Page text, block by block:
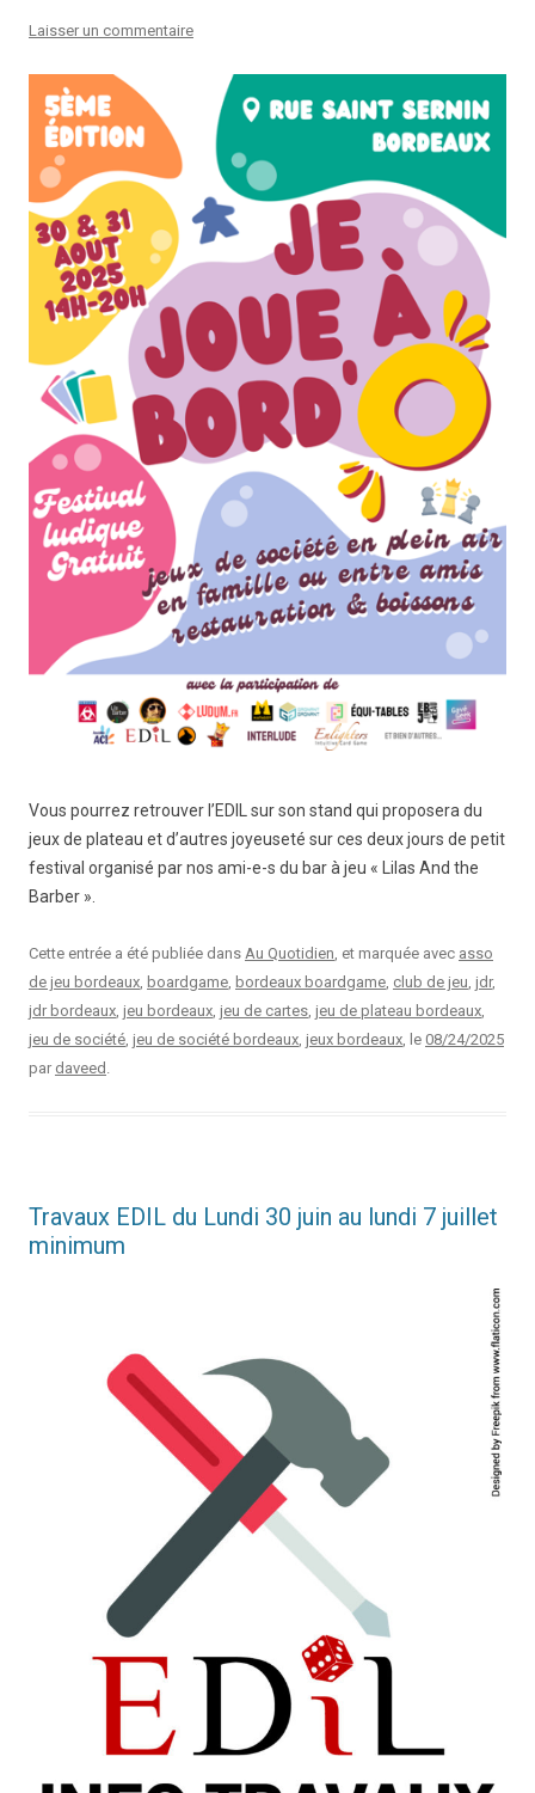
Laisser un commentaire
Vous pourrez retrouver l’EDIL sur son stand qui proposera du
jeux de plateau et d’autres joyeuseté sur ces deux jours de petit
festival organisé par nos ami-e-s du bar à jeu « Lilas And the
Barber ».
Cette entrée a été publiée dans Au Quotidien , et marquée avec asso
de jeu bordeaux boardgame bordeaux boardgame club de jeu jdr,
jdr bordeaux jeu bordeaux jeu de cartes jeu de plateau bordeaux
jeu de société jeu de société bordeaux jeux bordeaux , le 08/24/2025
par daveed
Travaux EDIL du Lundi 30 juin au lundi 7 juillet
minimum